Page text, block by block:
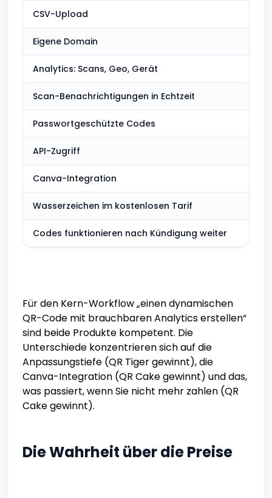
CSV-Upload
Eigene Domain
Analytics: Scans, Geo, Gerät
Scan-Benachrichtigungen in Echtzeit
Passwortgeschützte Codes
API-Zugriff
Canva-Integration
Wasserzeichen im kostenlosen Tarif
Codes funktionieren nach Kündigung weiter
Für den Kern-Workflow „einen dynamischen
QR-Code mit brauchbaren Analytics erstellen“
sind beide Produkte kompetent. Die
Unterschiede konzentrieren sich auf die
Anpassungstiefe (QR Tiger gewinnt), die
Canva-Integration (QR Cake gewinnt) und das,
was passiert, wenn Sie nicht mehr zahlen (QR
Cake gewinnt).
Die Wahrheit über die Preise